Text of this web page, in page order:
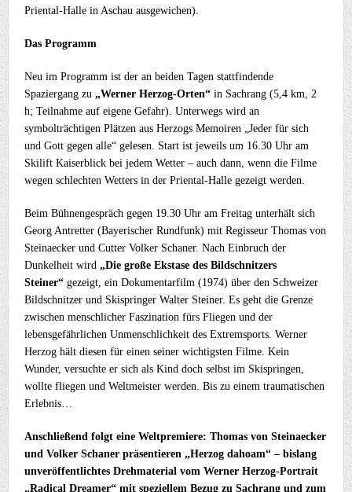
Priental-Halle in Aschau ausgewichen).
Das Programm
Neu im Programm ist der an beiden Tagen stattfindende
Spaziergang zu„Werner Herzog-Orten“ in Sachrang (5,4 km, 2
h; Teilnahme auf eigene Gefahr). Unterwegs wird an
symbolträchtigen Plätzen aus Herzogs Memoiren „Jeder für sich
und Gott gegen alle“ gelesen. Start ist jeweils um 16.30 Uhr am
Skilift Kaiserblick bei jedem Wetter – auch dann, wenn die Filme
wegen schlechten Wetters in der Priental-Halle gezeigt werden.
Beim Bühnengespräch gegen 19.30 Uhr am Freitag unterhält sich
Georg Antretter (Bayerischer Rundfunk) mit Regisseur Thomas von
Steinaecker und Cutter Volker Schaner. Nach Einbruch der
Dunkelheit wird„Die große Ekstase des Bildschnitzers
Steiner“ gezeigt, ein Dokumentarfilm (1974) über den Schweizer
Bildschnitzer und Skispringer Walter Steiner. Es geht die Grenze
zwischen menschlicher Faszination fürs Fliegen und der
lebensgefährlichen Unmenschlichkeit des Extremsports. Werner
Herzog hält diesen für einen seiner wichtigsten Filme. Kein
Wunder, versuchte er sich als Kind doch selbst im Skispringen,
wollte fliegen und Weltmeister werden. Bis zu einem traumatischen
Erlebnis…
Anschließend folgt eine Weltpremiere: Thomas von Steinaecker
und Volker Schaner präsentieren „Herzog dahoam“ – bislang
unveröffentlichtes Drehmaterial vom Werner Herzog-Portrait
„Radical Dreamer“ mit speziellem Bezug zu Sachrang und zum